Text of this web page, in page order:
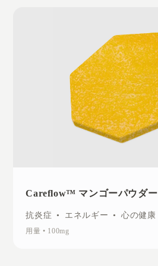
Careflow™ マンゴーパウダー
抗炎症 • エネルギー • 心の健康
用量 • 100mg